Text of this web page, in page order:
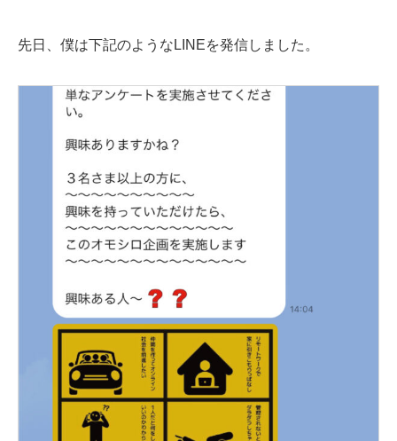
先日、僕は下記のようなLINEを発信しました。